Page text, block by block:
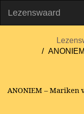
Lezenswaard
ANONIEM – Mariken